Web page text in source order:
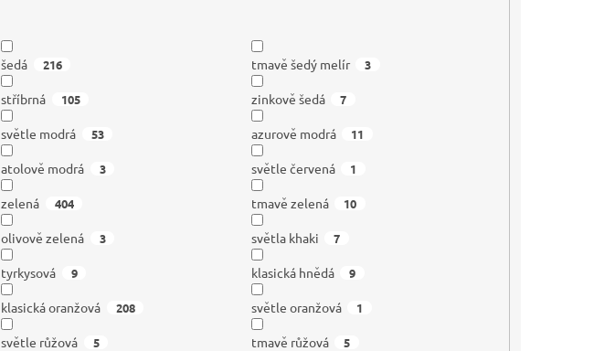
šedá 216 tmavě šedý melír 3
stříbrná 105 zinkově šedá 7
světle modrá 53 azurově modrá 11
atolově modrá 3 světle červená 1
zelená 404 tmavě zelená 10
olivově zelená 3 světla khaki 7
tyrkysová 9 klasická hnědá 9
klasická oranžová 208 světle oranžová 1
světle růžová 5 tmavě růžová 5